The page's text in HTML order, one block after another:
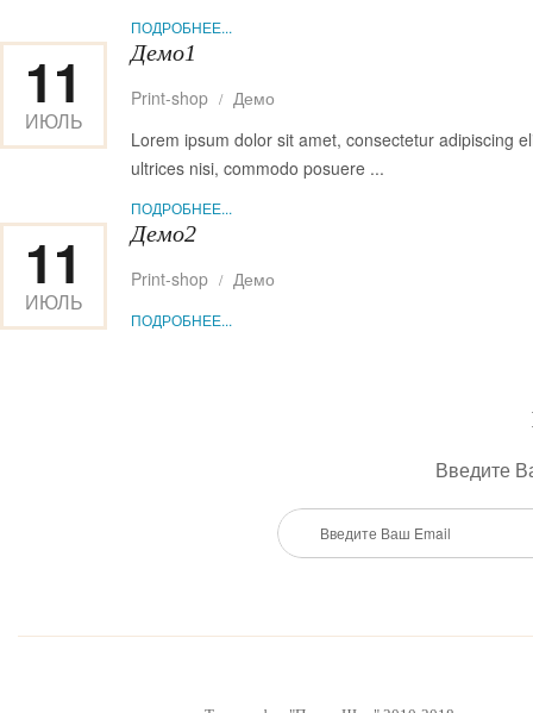
2015 ПОДРОБНЕЕ...
11
ИЮЛЬ
Демо1
Print-shop
Демо
Lorem ipsum dolor sit amet, consectetur adipiscing
ultrices nisi, commodo posuere ...
ПОДРОБНЕЕ...
11
ИЮЛЬ
Демо2
Print-shop Демо
ПОДРОБНЕЕ...
Введите